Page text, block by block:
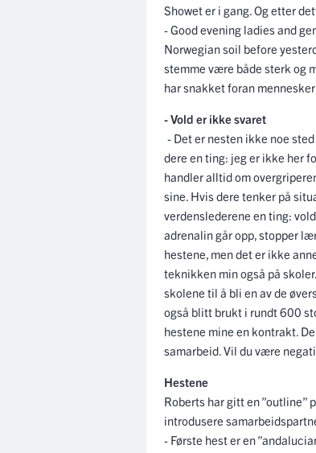
Showet er i gang. Og etter
- Good evening ladies and
Norwegian soil before
stemme være både sterk og
har snakket foran
- Vold er ikke svaret
- Det er nesten ikke noe
dere en ting: jeg er ikke her
handler alltid om
sine. Hvis dere tenker på
verdenslederene en ting:
adrenalin går opp, stopper
hestene, men det er ikke
teknikken min også på
skolene til å bli en av de
også blitt brukt i rundt 600
hestene mine en kontrakt.
samarbeid. Vil du være
Hestene
Roberts har gitt en ”outline”
introdusere
- Første hest er en